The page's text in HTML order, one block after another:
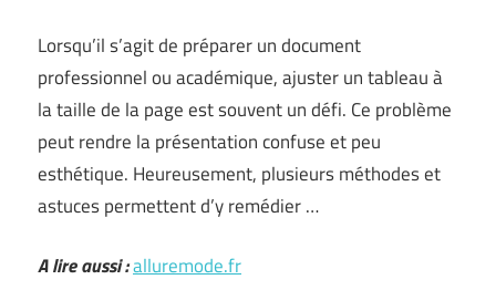
Lorsqu’il s’agit de préparer un document
professionnel ou académique, ajuster un tableau à
la taille de la page est souvent un défi. Ce problème
peut rendre la présentation confuse et peu
esthétique. Heureusement, plusieurs méthodes et
astuces permettent d’y remédier …
A lire aussi :alluremode.fr